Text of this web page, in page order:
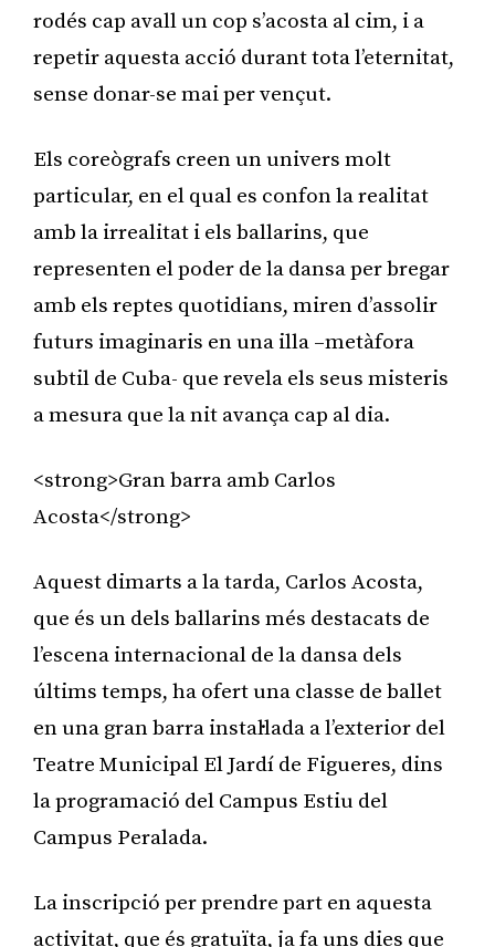
rodés cap avall un cop s’acosta al cim, i a
repetir aquesta acció durant tota l’eternitat,
sense donar-se mai per vençut.
Els coreògrafs creen un univers molt
particular, en el qual es confon la realitat
amb la irrealitat i els ballarins, que
representen el poder de la dansa per bregar
amb els reptes quotidians, miren d’assolir
futurs imaginaris en una illa –metàfora
subtil de Cuba- que revela els seus misteris
a mesura que la nit avança cap al dia.
<strong>Gran barra amb Carlos
Acosta</strong>
Aquest dimarts a la tarda, Carlos Acosta,
que és un dels ballarins més destacats de
l’escena internacional de la dansa dels
últims temps, ha ofert una classe de ballet
en una gran barra instal·lada a l’exterior del
Teatre Municipal El Jardí de Figueres, dins
la programació del Campus Estiu del
Campus Peralada.
La inscripció per prendre part en aquesta
activitat, que és gratuïta, ja fa uns dies que